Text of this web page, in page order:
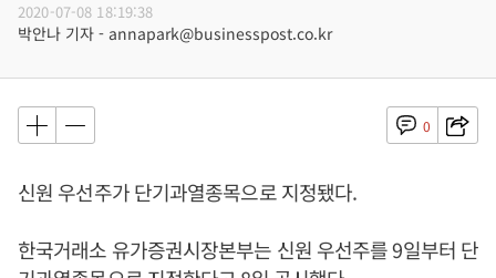
2020-07-08 18:19:38
박안나 기자 - annapark@businesspost.co.kr
0
신원 우선주가 단기과열종목으로 지정됐다.
한국거래소 유가증권시장본부는 신원 우선주를 9일부터 단